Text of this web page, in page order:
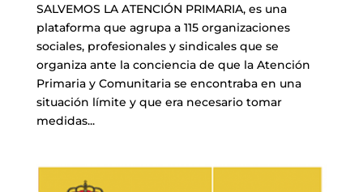
SALVEMOS LA ATENCIÓN PRIMARIA, es una
plataforma que agrupa a 115 organizaciones
sociales, profesionales y sindicales que se
organiza ante la conciencia de que la Atención
Primaria y Comunitaria se encontraba en una
situación límite y que era necesario tomar
medidas...